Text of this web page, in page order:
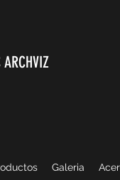
ARCHVIZ
Galeria